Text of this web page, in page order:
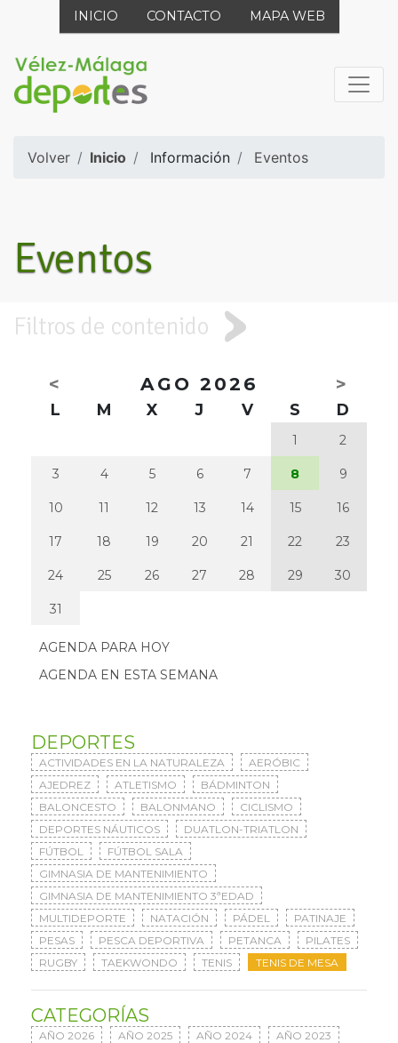
INICIO CONTACTO MAPA WEB
Volver Inicio Información Eventos
Eventos
Filtros de contenido
< AGO 2026 >
L M X J V S D
1 2
3 4 5 6 7 8 9
10 11 12 13 14 15 16
17 18 19 20 21 22 23
24 25 26 27 28 29 30
31
AGENDA PARA HOY
AGENDA EN ESTA SEMANA
DEPORTES
ACTIVIDADES EN LA NATURALEZA
AERÓBIC
AJEDREZ
ATLETISMO
BÁDMINTON
BALONCESTO
BALONMANO
CICLISMO
DEPORTES NÁUTICOS
DUATLON-TRIATLON
FÚTBOL
FÚTBOL SALA
GIMNASIA DE MANTENIMIENTO
GIMNASIA DE MANTENIMIENTO 3ªEDAD
MULTIDEPORTE
NATACIÓN PÁDEL
PATINAJE
PESAS
PESCA DEPORTIVA PETANCA
PILATES
RUGBY
TAEKWONDO TENIS TENIS DE MESA
CATEGORÍAS
AÑO 2026 AÑO 2025 AÑO 2024
AÑO 2023